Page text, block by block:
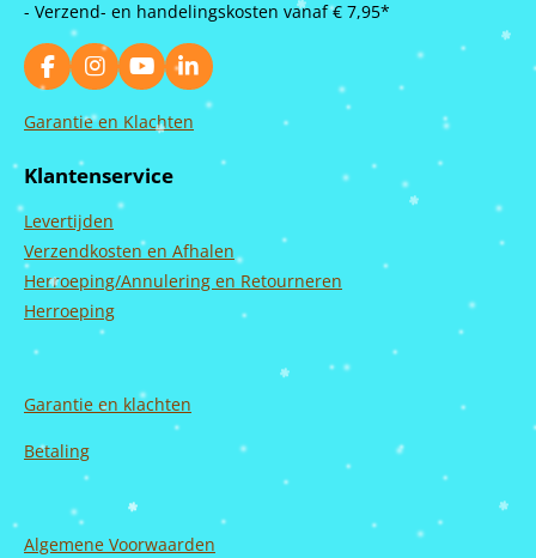
- Verzend- en handelingskosten vanaf € 7,95*
F
a
c
o
k
I
n
s
g
a
m
Y
o
u
u
b
L
i
n
Garantie en Klachten
Klantenservice
Levertijden
Verzendkosten en Afhalen
Herroeping/Annulering en Retourneren
Herroeping
Garantie en klachten
Betaling
Algemene Voorwaarden